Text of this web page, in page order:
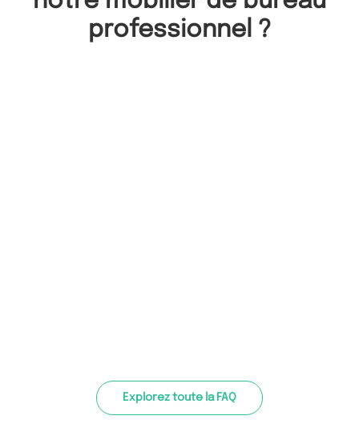
professionnel ?
Explorez toute la FAQ